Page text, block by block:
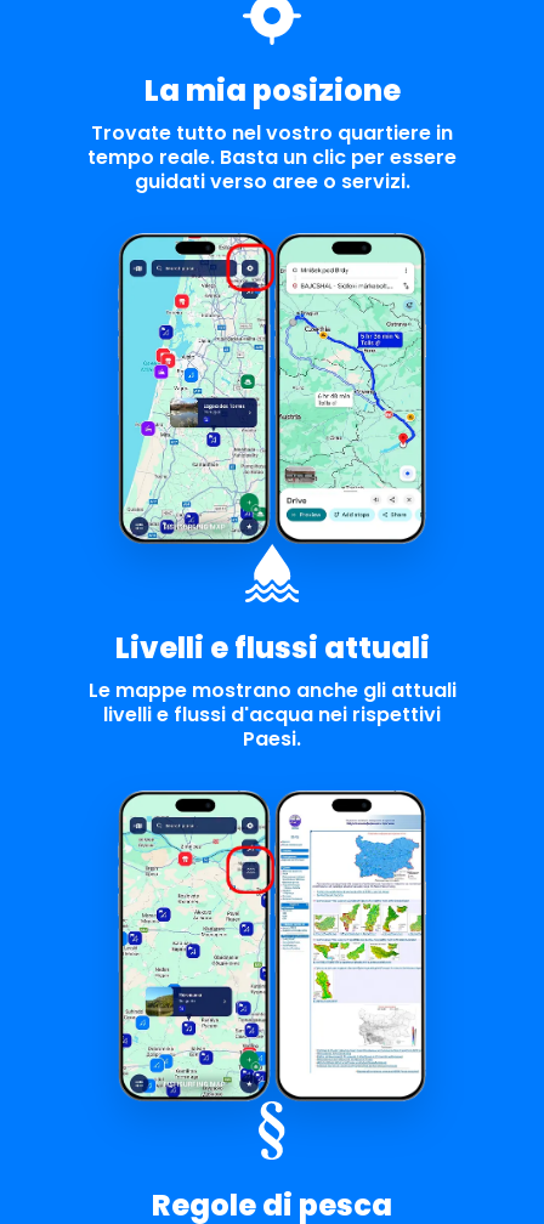
La mia posizione
Trovate tutto nel vostro quartiere in
tempo reale. Basta un clic per essere
guidati verso aree o servizi.
Livelli e flussi attuali
Le mappe mostrano anche gli attuali
livelli e flussi d'acqua nei rispettivi
Paesi.
Regole di pesca